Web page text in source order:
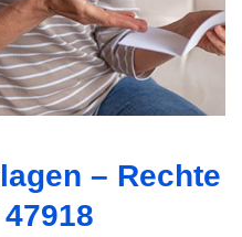
– Rechte